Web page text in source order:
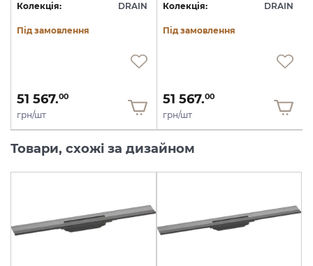
Колекція: DRAIN
Під замовлення
51 567.00
грн/шт
Колекція: DRAIN
Під замовлення
51 567.00
грн/шт
Товари, схожі за дизайном